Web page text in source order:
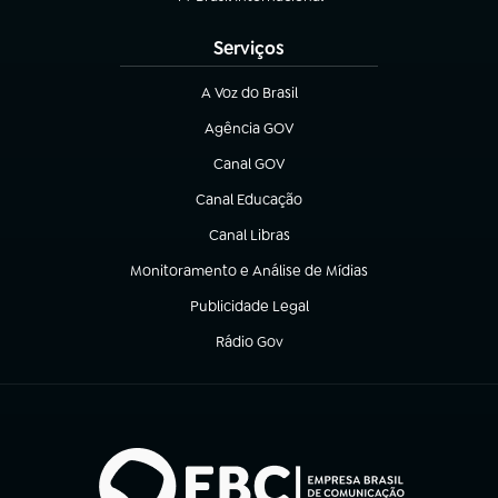
Serviços
A Voz do Brasil
(abre em nova aba)
Agência GOV
(abre em nova aba)
Canal GOV
(abre em nova aba)
Canal Educação
(abre em nova aba)
Canal Libras
(abre em nova aba)
Monitoramento e Análise de Mídias
(abre em nova aba)
Publicidade Legal
(abre em nova aba)
Rádio Gov
(abre em nova aba)